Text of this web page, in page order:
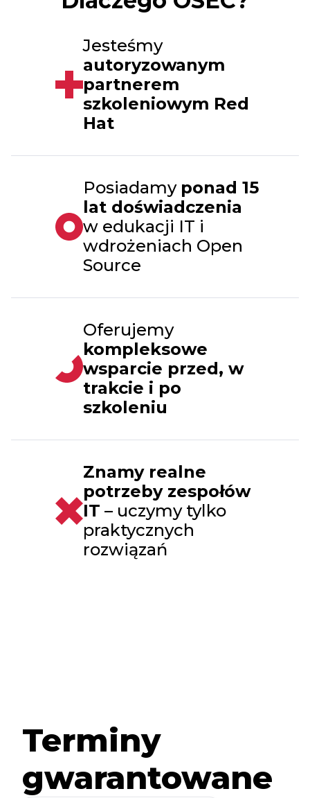
Jesteśmy
autoryzowanym
partnerem
szkoleniowym Red
Hat
Posiadamy ponad 15
lat doświadczenia
w edukacji IT i
wdrożeniach Open
Source
Oferujemy
kompleksowe
wsparcie przed, w
trakcie i po
szkoleniu
Znamy realne
potrzeby zespołów
IT – uczymy tylko
praktycznych
rozwiązań
Terminy
gwarantowane